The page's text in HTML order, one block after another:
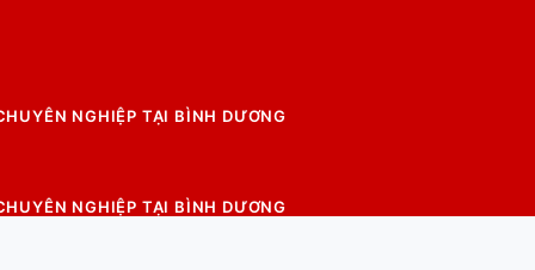
NGHIỆP TẠI BÌNH DƯƠNG
NGHIỆP TẠI BÌNH DƯƠNG